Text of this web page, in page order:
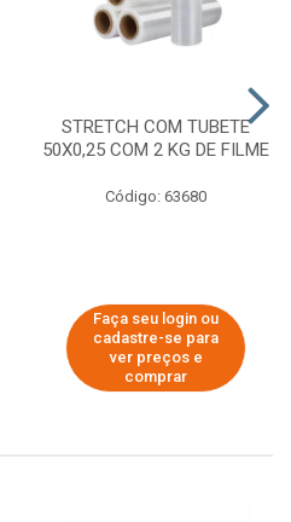
STRETCH COM TUBETE
50X0,25 COM 2 KG DE FILME
Código: 63680
Faça seu login ou
cadastre-se para
ver preços e
comprar